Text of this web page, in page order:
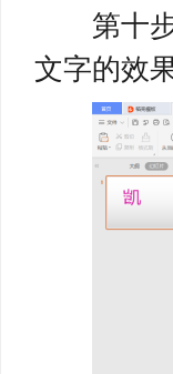
第十步
文字的效